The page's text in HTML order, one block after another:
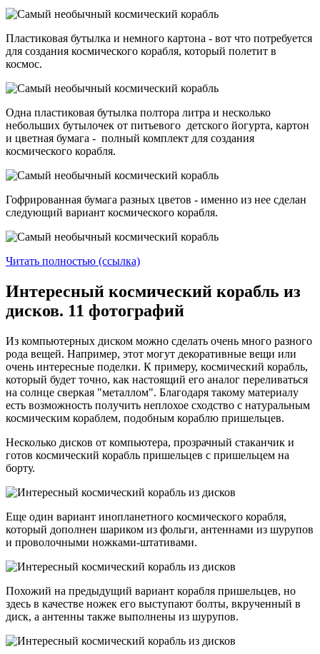
Пластиковая бутылка и немного картона - вот что потребуется
для создания космического корабля, который полетит в
космос.
Одна пластиковая бутылка полтора литра и несколько
небольших бутылочек от питьевого детского йогурта, картон
и цветная бумага - полный комплект для создания
космического корабля.
Гофрированная бумага разных цветов - именно из нее сделан
следующий вариант космического корабля.
Читать полностью (ссылка)
Интересный космический корабль из
дисков. 11 фотографий
Из компьютерных диском можно сделать очень много разного
рода вещей. Например, этот могут декоративные вещи или
очень интересные поделки. К примеру, космический корабль,
который будет точно, как настоящий его аналог переливаться
на солнце сверкая "металлом". Благодаря такому материалу
есть возможность получить неплохое сходство с натуральным
космическим кораблем, подобным кораблю пришельцев.
Несколько дисков от компьютера, прозрачный стаканчик и
готов космический корабль пришельцев с пришельцем на
борту.
Еще один вариант инопланетного космического корабля,
который дополнен шариком из фольги, антеннами из шурупов
и проволочными ножками-штативами.
Похожий на предыдущий вариант корабля пришельцев, но
здесь в качестве ножек его выступают болты, вкрученный в
диск, а антенны также выполнены из шурупов.